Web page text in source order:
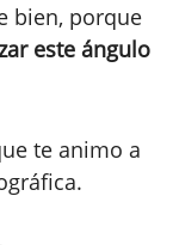
bien, porque
este ángulo
te animo a